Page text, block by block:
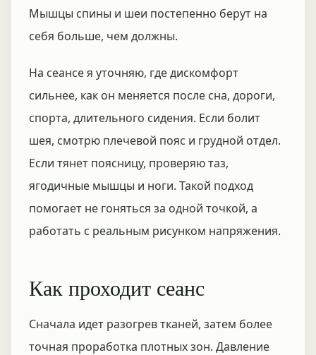
Мышцы спины и шеи постепенно берут на
себя больше, чем должны.
На сеансе я уточняю, где дискомфорт
сильнее, как он меняется после сна, дороги,
спорта, длительного сидения. Если болит
шея, смотрю плечевой пояс и грудной отдел.
Если тянет поясницу, проверяю таз,
ягодичные мышцы и ноги. Такой подход
помогает не гоняться за одной точкой, а
работать с реальным рисунком напряжения.
Как проходит сеанс
Сначала идет разогрев тканей, затем более
точная проработка плотных зон. Давление